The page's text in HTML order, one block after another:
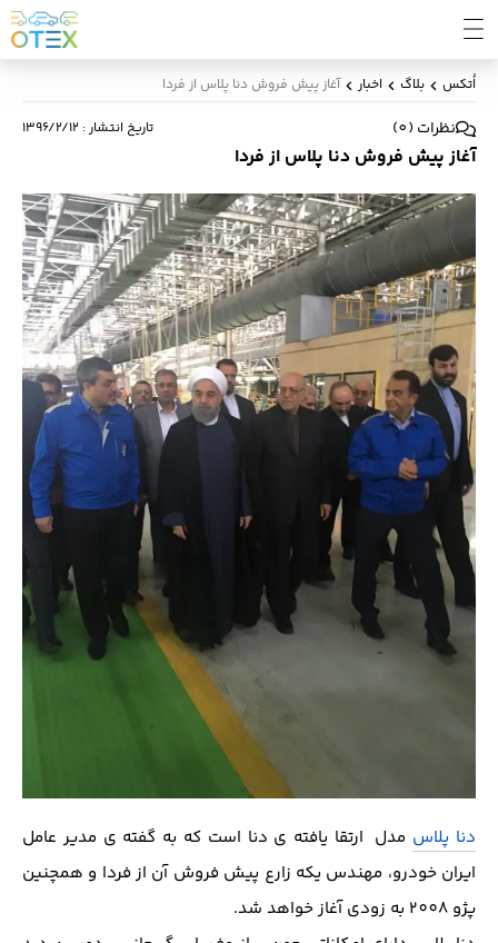
اُتکس بلاگ اخبار آغاز پیش فروش دنا پلاس از فردا
نظرات (
0
) تاریخ انتشار: ۱۳۹۶/۲/۱۲
آغاز پیش فروش دنا پلاس از فردا
دنا پلاس مدل ارتقا یافته ی دنا است که به گفته ی مدير عامل
ايران خودرو، مهندس يكه زارع پيش فروش آن از فردا و همچنین
پژو ٢٠٠٨ به زودى آغاز خواهد شد.